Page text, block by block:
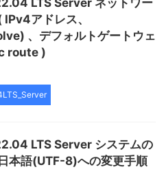
LTS Server ネットワー
IPv4アドレス、
、デフォルトゲートウェ
route )
LTS Server システムの
本語(UTF-8)への変更手順